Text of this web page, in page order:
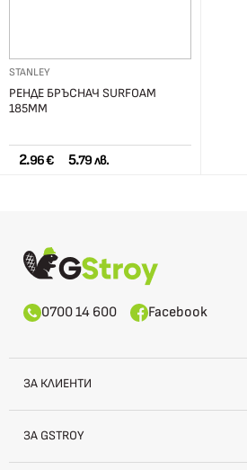
STANLEY
РЕНДЕ БРЪСНАЧ SURFOAM
185ММ
2.96 € 5.79 лв.
0700 14 600 Facebook
ЗА КЛИЕНТИ
ЗА GSTROY